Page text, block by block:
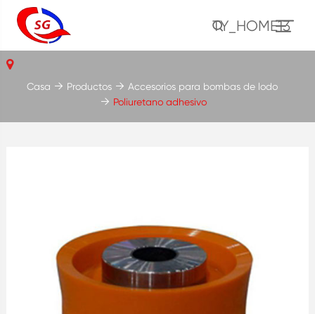
TY_HOME13
Casa Productos
Accesorios para bombas de lodo
Poliuretano adhesivo